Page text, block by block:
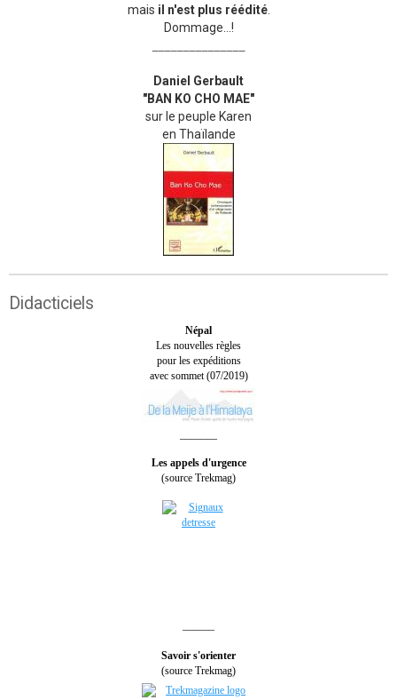
mais il n'est plus réédité.
Dommage...!
Daniel Gerbault
"BAN KO CHO MAE"
sur le peuple Karen
en Thaïlande
Didacticiels
Népal
Les nouvelles règles
pour les expéditions
avec sommet (07/2019)
Les appels d'urgence
(source Trekmag)
Savoir s'orienter
(source Trekmag)